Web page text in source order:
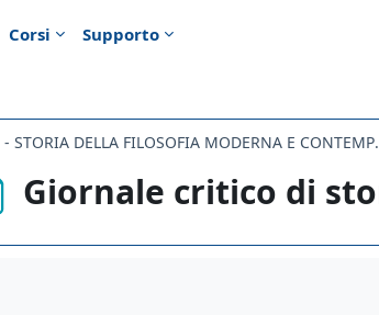
Corsi Supporto
140LE - STORIA
Giornale critico di